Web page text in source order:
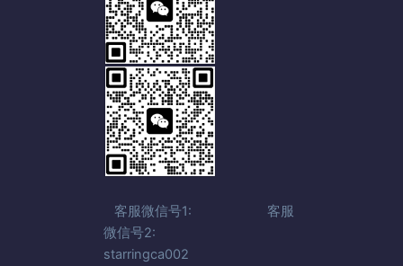
客服微信号1: 客服
微信号2:
starringca002